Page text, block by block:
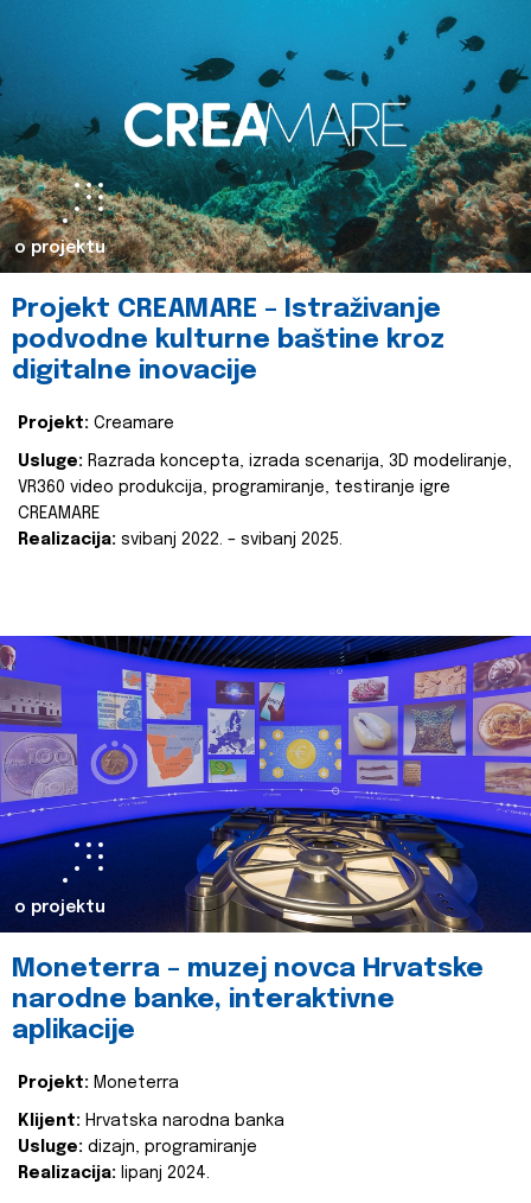
o projektu
Projekt CREAMARE – Istraživanje
podvodne kulturne baštine kroz
digitalne inovacije
Projekt: Creamare
Usluge: Razrada koncepta, izrada scenarija, 3D modeliranje,
VR360 video produkcija, programiranje, testiranje igre
CREAMARE
Realizacija: svibanj 2022. – svibanj 2025.
o projektu
Moneterra – muzej novca Hrvatske
narodne banke, interaktivne
aplikacije
Projekt: Moneterra
Klijent: Hrvatska narodna banka
Usluge: dizajn, programiranje
Realizacija: lipanj 2024.